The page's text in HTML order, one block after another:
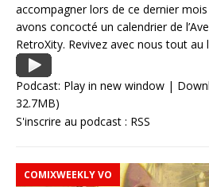
accompagner lors de ce dernier mois
avons concocté un calendrier de
RetroXity. Revivez avec nous tout au
Podcast: Play in new window |
32.7MB)
S'inscrire au podcast : RSS
COMIXWEEKLY VO